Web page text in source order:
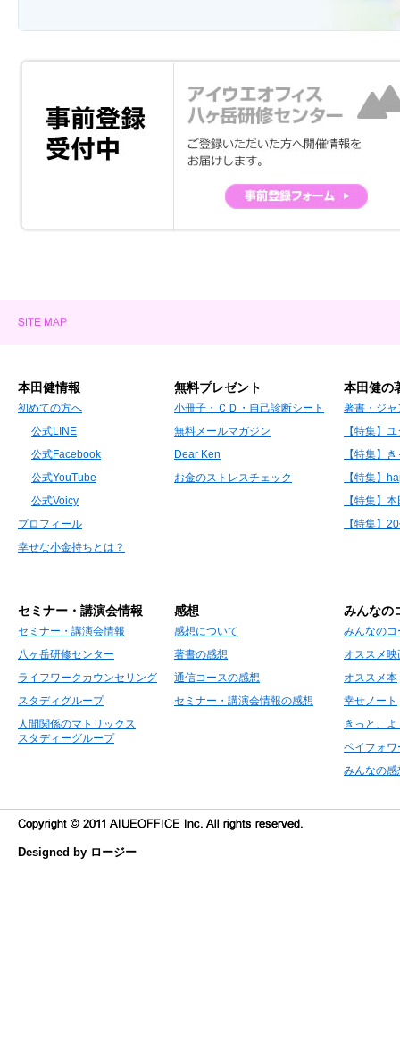
本田健情報
初めての方へ
公式LINE
公式Facebook
公式YouTube
公式Voicy
プロフィール
幸せな小金持ちとは？
無料プレゼント
小冊子・ＣＤ・自己診断シート
無料メールマガジン
Dear Ken
お金のストレスチェック
本田健の
著書・ジャ
【特集】
【特集】
【特集】
【特集】
【特集】
セミナー・講演会情報
セミナー・講演会情報
八ヶ岳研修センター
ライフワークカウンセリング
スタディグループ
人間関係のマトリックス
スタディーグループ
感想
感想について
著書の感想
通信コースの感想
セミナー・講演会情報の感想
みんなの
みんなの
オススメ映
オススメ本
幸せノート
きっと、
ペイフォワ
みんなの感
Designed by ロージー